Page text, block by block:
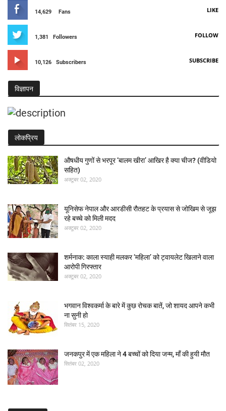
14,629 Fans LIKE
1,381 Followers FOLLOW
10,126 Subscribers SUBSCRIBE
विज्ञापन
लोकप्रिय
औषधीय गुणों से भरपूर ‘बालम खीरा’ आखिर है क्या चीज? (वीडियो
सहित)
अक्टूबर 02, 2020
यूनिसेफ नेपाल और आरडीसी रौतहट के प्रयास से जोखिम से जूझ
रहे बच्चे को मिली मदद
अक्टूबर 02, 2020
शर्मनाक: काला स्याही मलकर ‘महिला’ को ट्वायलेट खिलाने वाला
आरोपी गिरफ्तार
अक्टूबर 02, 2020
भगवान विश्वकर्मा के बारे में कुछ रोचक बातें, जो शायद आपने कभी
ना सुनी हो
सितंबर 15, 2020
जनकपुर में एक महिला ने 4 बच्चों को दिया जन्म, माँ की हुयी मौत
सितंबर 02, 2020